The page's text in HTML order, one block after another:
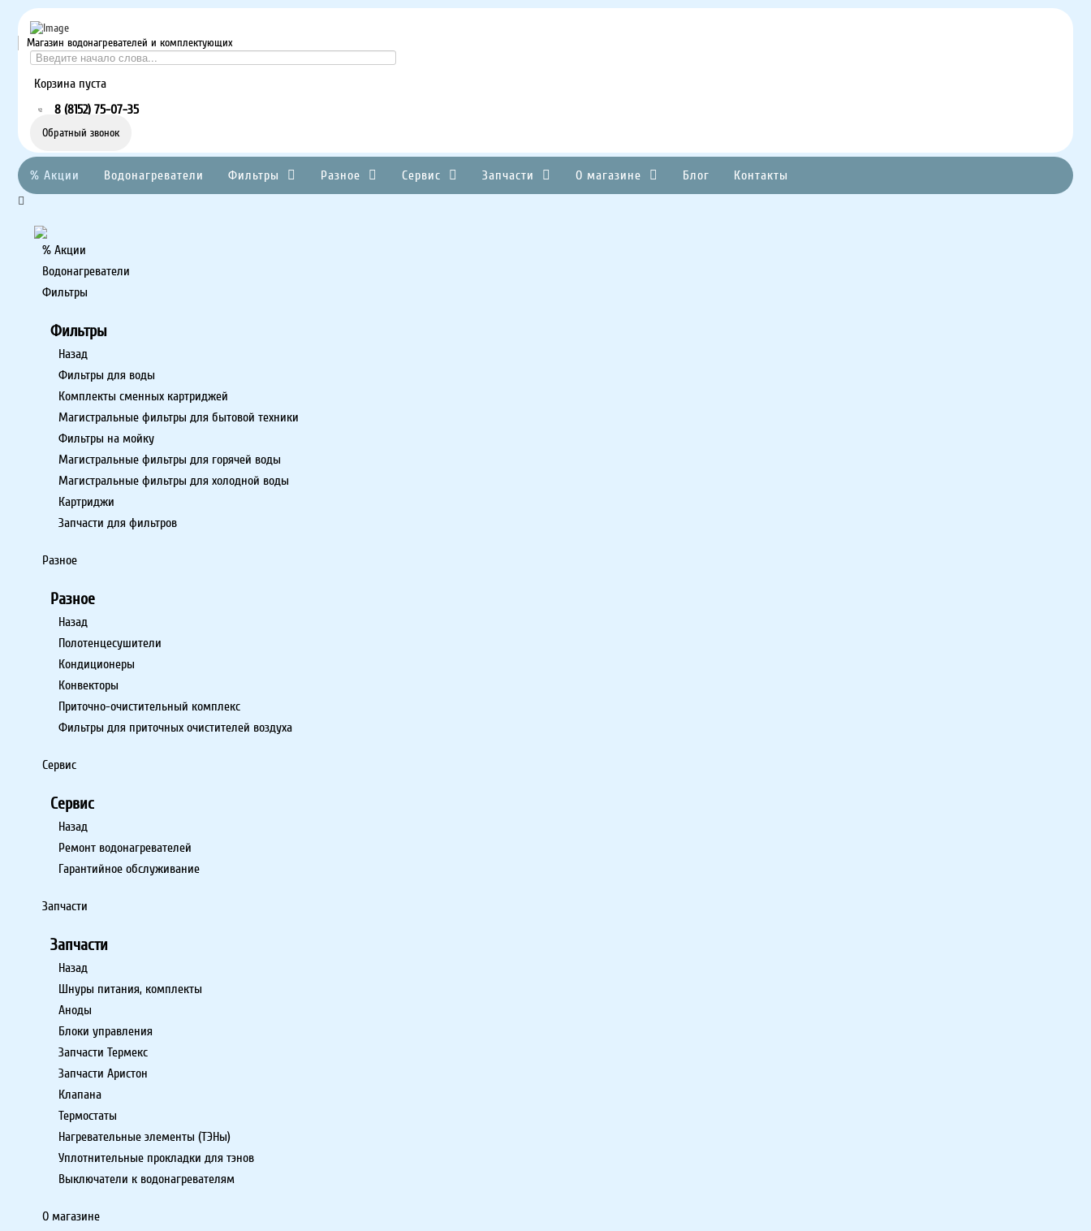
Магазин водонагревателей и комплектующих
Корзина пуста
8 (8152) 75-07-35
Обратный звонок
% Акции Водонагреватели Фильтры Разное Сервис Запчасти О магазине Блог Контакты
% Акции
Водонагреватели
Фильтры
Фильтры
Назад
Фильтры для воды
Комплекты сменных картриджей
Магистральные фильтры для бытовой техники
Фильтры на мойку
Магистральные фильтры для горячей воды
Магистральные фильтры для холодной воды
Картриджи
Запчасти для фильтров
Разное
Разное
Назад
Полотенцесушители
Кондиционеры
Конвекторы
Приточно-очистительный комплекс
Фильтры для приточных очистителей воздуха
Сервис
Сервис
Назад
Ремонт водонагревателей
Гарантийное обслуживание
Запчасти
Запчасти
Назад
Шнуры питания, комплекты
Аноды
Блоки управления
Запчасти Термекс
Запчасти Аристон
Клапана
Термостаты
Нагревательные элементы (ТЭНы)
Уплотнительные прокладки для тэнов
Выключатели к водонагревателям
О магазине